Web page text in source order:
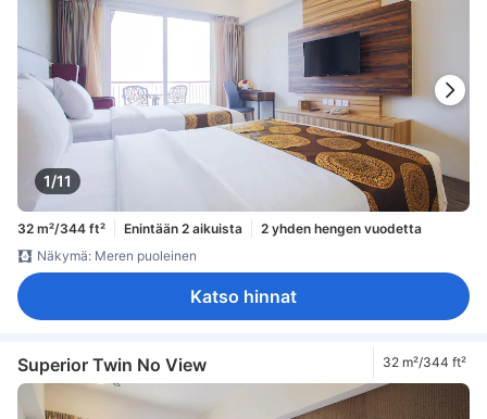
1/11
32 m²/344 ft² Enintään 2 aikuista
2 yhden hengen vuodetta
Näkymä: Meren puoleinen
Katso hinnat
Superior Twin No View 32 m²/344 ft²